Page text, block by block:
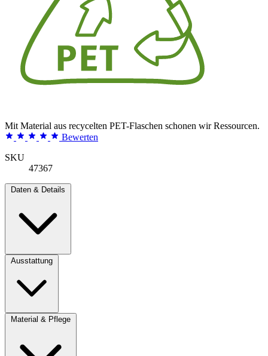
Mit Material aus recycelten PET-Flaschen schonen wir Ressourcen.
Bewerten
SKU
47367
Daten & Details
Ausstattung
Material & Pflege